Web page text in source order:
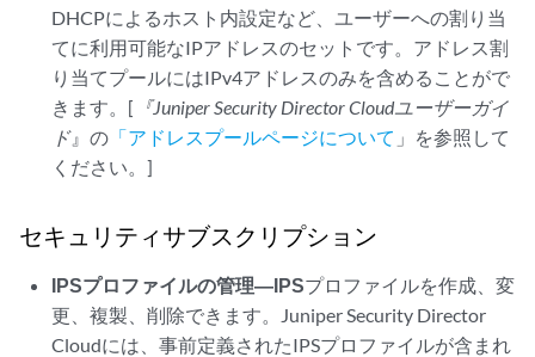
DHCPによるホスト内設定など、ユーザーへの割り当
てに利用可能なIPアドレスのセットです。アドレス割
り当てプールにはIPv4アドレスのみを含めることがで
きます。[ 『Juniper Security Director Cloudユーザーガイ
ド』の 「アドレスプールページについて 」を参照して
ください。]
セキュリティサブスクリプション
IPSプロファイルの管理—IPSプロファイルを作成、変
更、複製、削除できます。 Juniper Security Director
Cloudには、事前定義されたIPSプロファイルが含まれ